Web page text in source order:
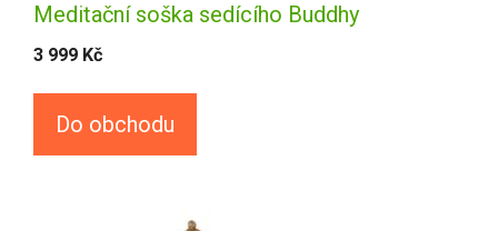
Meditační soška sedícího Buddhy
3 999 Kč
Do obchodu